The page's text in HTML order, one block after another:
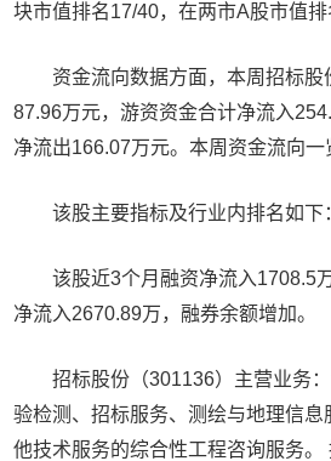
块市值排名17/40，在两市A股市值排
资金流向数据方面，本周招标
87.96万元，游资资金合计净流入
净流出166.07万元。本周资金流向一
该股主要指标及行业内排名如下
该股近3个月融资净流入1708.5
净流入2670.89万，融券余额增加。
招标股份（301136）主营业务
验检测、招标服务、测绘与地理信
他技术服务的综合性工程咨询服务。